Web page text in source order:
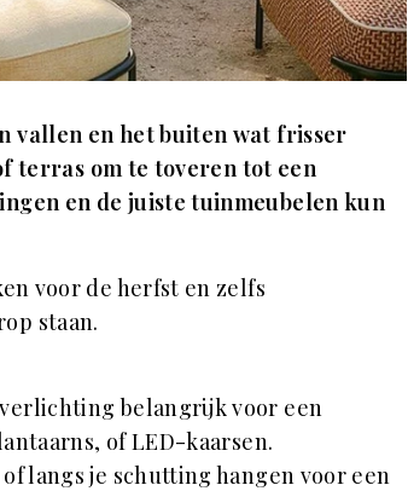
vallen en het buiten wat frisser
terras om te toveren tot een
en de juiste tuinmeubelen kun
voor de herfst en zelfs
staan.
belangrijk voor een
of LED-kaarsen.
langs je schutting hangen voor een